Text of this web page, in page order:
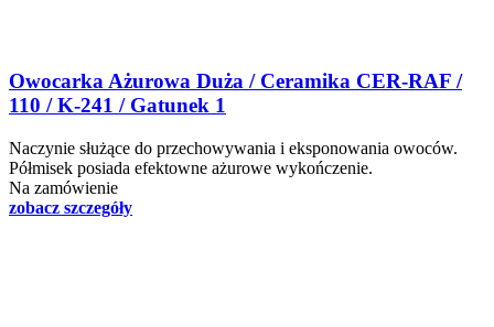
Owocarka Ażurowa Duża / Ceramika CER-RAF /
110 / K-241 / Gatunek 1
Naczynie służące do przechowywania i eksponowania owoców.
Półmisek posiada efektowne ażurowe wykończenie.
Na zamówienie
zobacz szczegóły